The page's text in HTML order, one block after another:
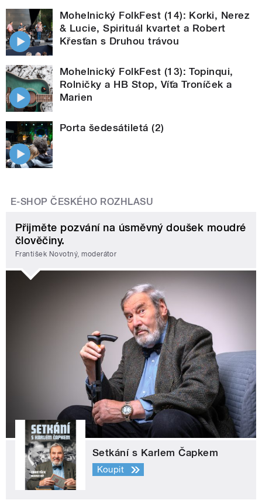
Mohelnický FolkFest (14): Korki, Nerez
& Lucie, Spirituál kvartet a Robert
Křesťan s Druhou trávou
Mohelnický FolkFest (13): Topinqui,
Rolničky a HB Stop, Víťa Troníček a
Marien
Porta šedesátiletá (2)
E-SHOP ČESKÉHO ROZHLASU
Přijměte pozvání na úsměvný doušek moudré
člověčiny.
František Novotný, moderátor
Setkání s Karlem Čapkem
Koupit